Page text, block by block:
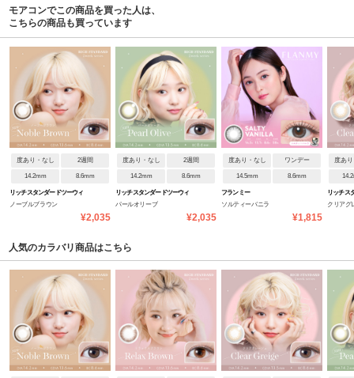
モアコンでこの商品を買った人は、
こちらの商品も買っています
度あり・なし 2週間
14.2mm 8.6mm
リッチスタンダードツーウィ
ノーブルブラウン
¥2,035
度あり・なし 2週間
14.2mm 8.6mm
リッチスタンダードツーウィ
パールオリーブ
¥2,035
度あり・なし ワンデー
14.5mm 8.6mm
フランミー
ソルティーバニラ
¥1,815
度あ
リッチス
クリアグ
人気のカラバリ商品はこちら